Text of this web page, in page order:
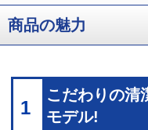
商品の魅力
1
こだわりの清
モデル!